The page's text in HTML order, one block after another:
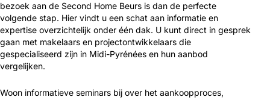
bezoek aan de Second Home Beurs is dan de perfecte
volgende stap. Hier vindt u een schat aan informatie en
expertise overzichtelijk onder één dak. U kunt direct in gesprek
gaan met makelaars en projectontwikkelaars die
gespecialiseerd zijn in Midi-Pyrénées en hun aanbod
vergelijken.
Woon informatieve seminars bij over het aankoopproces,